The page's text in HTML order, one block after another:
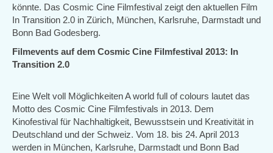
könnte. Das Cosmic Cine Filmfestival zeigt den aktuellen Film
In Transition 2.0 in Zürich, München, Karlsruhe, Darmstadt und
Bonn Bad Godesberg.
Filmevents auf dem Cosmic Cine Filmfestival 2013: In
Transition 2.0
Eine Welt voll Möglichkeiten A world full of colours lautet das
Motto des Cosmic Cine Filmfestivals in 2013. Dem
Kinofestival für Nachhaltigkeit, Bewusstsein und Kreativität in
Deutschland und der Schweiz. Vom 18. bis 24. April 2013
werden in München, Karlsruhe, Darmstadt und Bonn Bad